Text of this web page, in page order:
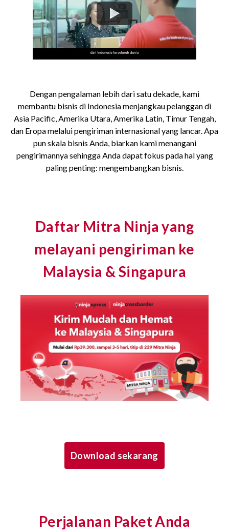
Dengan pengalaman lebih dari satu dekade, kami
membantu bisnis di Indonesia menjangkau pelanggan di
Asia Pacific, Amerika Utara, Amerika Latin, Timur Tengah,
dan Eropa melalui pengiriman internasional yang lancar. Apa
pun skala bisnis Anda, biarkan kami menangani
pengirimannya sehingga Anda dapat fokus pada hal yang
paling penting: mengembangkan bisnis.
Daftar Mitra Ninja yang
melayani pengiriman ke
Malaysia & Singapura
Download sekarang
Perjalanan Paket Anda